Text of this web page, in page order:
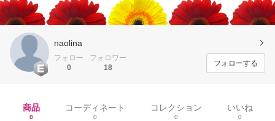
naolina
フォロー
0
フォロワー
18
フォローする
商品
0
コーディネート
0
コレクション
0
いいね
0